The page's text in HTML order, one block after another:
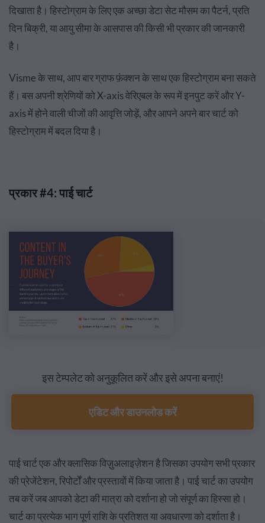
दिखाता है। हिस्टोग्राम के लिए एक अच्छा डेटा सेट मौसम का पैटर्न, प्रति
दिन बिक्री, या आयु सीमा के आसपास की किसी भी प्रकार की जानकारी
है।
Visme के साथ, आप बार ग्राफ फ़ंक्शन के साथ एक हिस्टोग्राम बना सकते
हैं। बस अपनी श्रेणियों को X-axis वेरिएबल के रूप में इनपुट करें और Y-
axis में होने वाली चीजों की आवृत्ति जोड़ें, और आपने अपने बार चार्ट को
हिस्टोग्राम में बदल दिया है।
प्रकार #4: पाई चार्ट
इस टेम्पलेट को अनुकूलित करें और इसे अपना बनाएं!
एडिट और डाउनलोड करें
पाई चार्ट एक और क्लासिक विज़ुअलाइज़ेशन है जिसका उपयोग सभी प्रकार
की प्रेजेंटेशन, रिपोर्टों और प्रस्तावों में किया जाता है। पाई चार्ट का उपयोग
तब करें जब आपको डेटा की मात्रा को दर्शाना हो जो संपूर्ण का हिस्सा हो।
चार्ट का प्रत्येक भाग पूर्ण राशि के प्रतिशत या अवधारणा को दर्शाता है।